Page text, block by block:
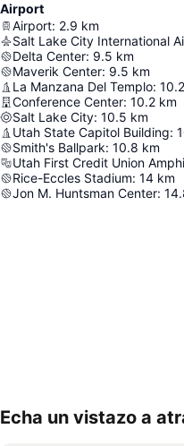
Airport
Airport: 2.9 km
Salt Lake City International
Delta Center: 9.5 km
Maverik Center: 9.5 km
La Manzana Del Templo: 10.2
Conference Center: 10.2 km
Salt Lake City: 10.5 km
Utah State Capitol Building:
Smith's Ballpark: 10.8 km
Utah First Credit Union
Rice-Eccles Stadium: 14 km
Jon M. Huntsman Center:
Echa un vistazo a